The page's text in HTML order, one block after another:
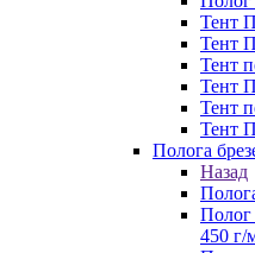
Тент
Тент
Тент
Тент
Тент
Тент
Полога
Назад
Полог
450 г/